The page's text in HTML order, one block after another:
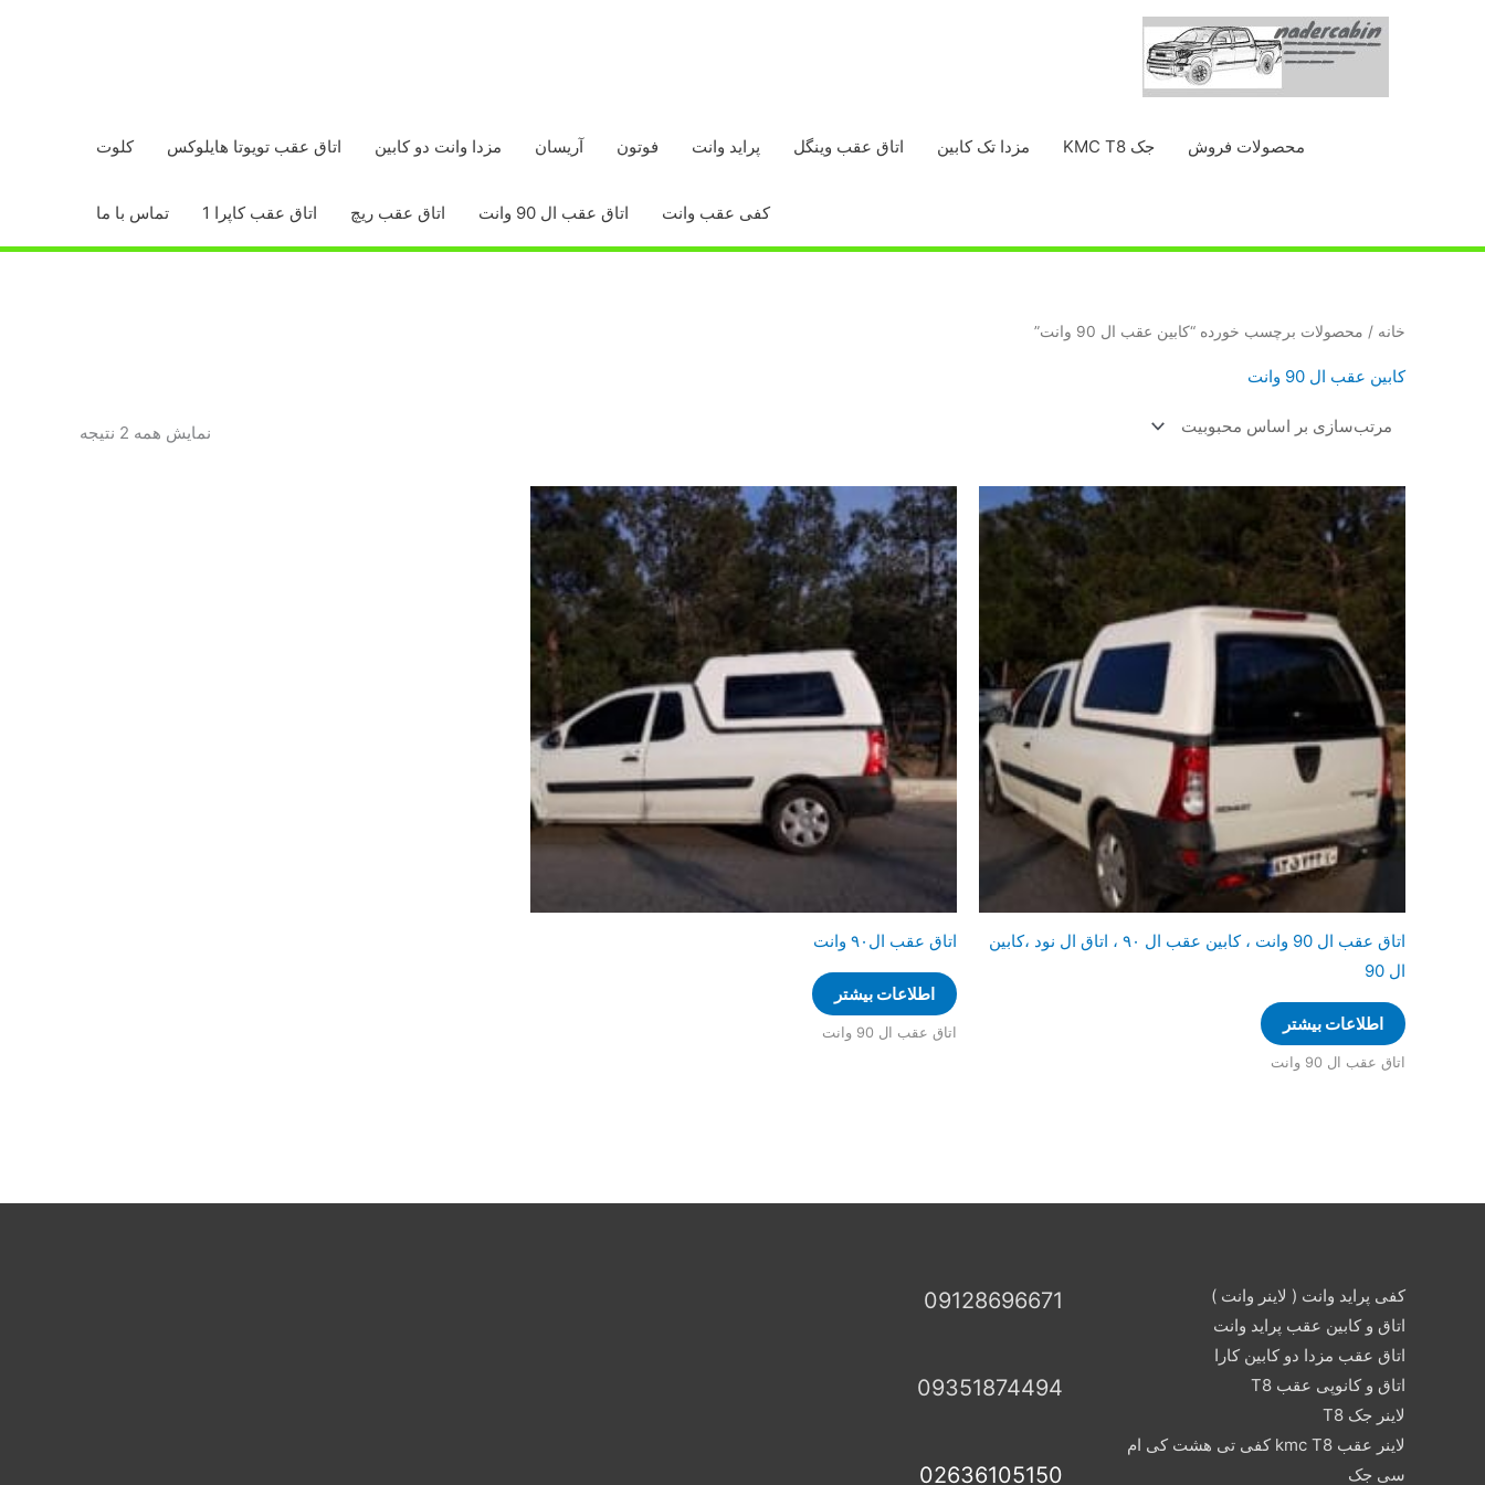
محصولات فروش جک KMC T8 مزدا تک کابین اتاق عقب وینگل پراید وانت فوتون آریسان مزدا وانت دو کابین اتاق عقب تویوتا هایلوکس کلوت
کفی عقب وانت اتاق عقب ال 90 وانت اتاق عقب ریچ اتاق عقب کاپرا 1 تماس با ما
خانه / محصولات برچسب خورده “کابین عقب ال 90 وانت”
کابین عقب ال 90 وانت
نمایش همه 2 نتیجه
اتاق عقب ال 90 وانت ، کابین عقب ال ٩٠ ، اتاق ال نود ،كابين
ال 90
اطلاعات بیشتر
اتاق عقب ال 90 وانت
اتاق عقب ال۹۰ وانت
اطلاعات بیشتر
اتاق عقب ال 90 وانت
کفی پراید وانت ( لاینر وانت )
اتاق و کابین عقب پراید وانت
اتاق عقب مزدا دو کابین کارا
اتاق و کانوپی عقب T8
لاینر جک T8
لاینر عقب kmc T8 کفی تی هشت کی ام
سی جک
09128696671
09351874494
02636105150